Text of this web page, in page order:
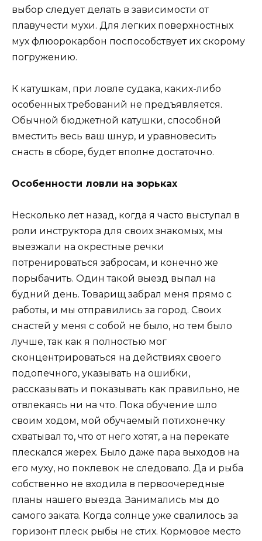
выбор следует делать в зависимости от
плавучести мухи. Для легких поверхностных
мух флюорокарбон поспособствует их скорому
погружению.
К катушкам, при ловле судака, каких-либо
особенных требований не предъявляется.
Обычной бюджетной катушки, способной
вместить весь ваш шнур, и уравновесить
снасть в сборе, будет вполне достаточно.
Особенности ловли на зорьках
Несколько лет назад, когда я часто выступал в
роли инструктора для своих знакомых, мы
выезжали на окрестные речки
потренироваться забросам, и конечно же
порыбачить. Один такой выезд выпал на
будний день. Товарищ забрал меня прямо с
работы, и мы отправились за город. Своих
снастей у меня с собой не было, но тем было
лучше, так как я полностью мог
сконцентрироваться на действиях своего
подопечного, указывать на ошибки,
рассказывать и показывать как правильно, не
отвлекаясь ни на что. Пока обучение шло
своим ходом, мой обучаемый потихонечку
схватывал то, что от него хотят, а на перекате
плескался жерех. Было даже пара выходов на
его муху, но поклевок не следовало. Да и рыба
собственно не входила в первоочередные
планы нашего выезда. Занимались мы до
самого заката. Когда солнце уже свалилось за
горизонт плеск рыбы не стих. Кормовое место